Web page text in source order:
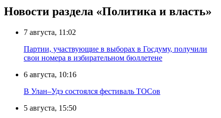
Новости раздела «Политика и власть»
7 августа, 11:02
Партии, участвующие в выборах в Госдуму, получили
свои номера в избирательном бюллетене
6 августа, 10:16
В Улан–Удэ состоялся фестиваль ТОСов
5 августа, 15:50